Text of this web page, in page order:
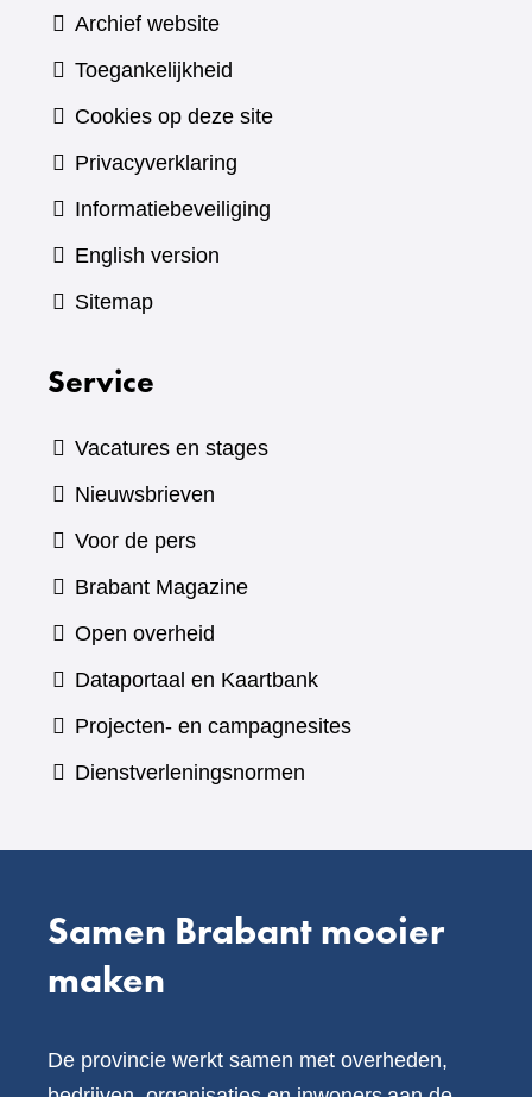
Archief website
Toegankelijkheid
Cookies op deze site
Privacyverklaring
Informatiebeveiliging
English version
Sitemap
Service
Vacatures en stages
Nieuwsbrieven
Voor de pers
Brabant Magazine(verwijst
andere
website)
Open overheid
Dataportaal en Kaartbank(verwijst
naar
Projecten- en campagnesites
Dienstverleningsnormen
Samen Brabant mooier
maken
De provincie werkt samen met overheden,